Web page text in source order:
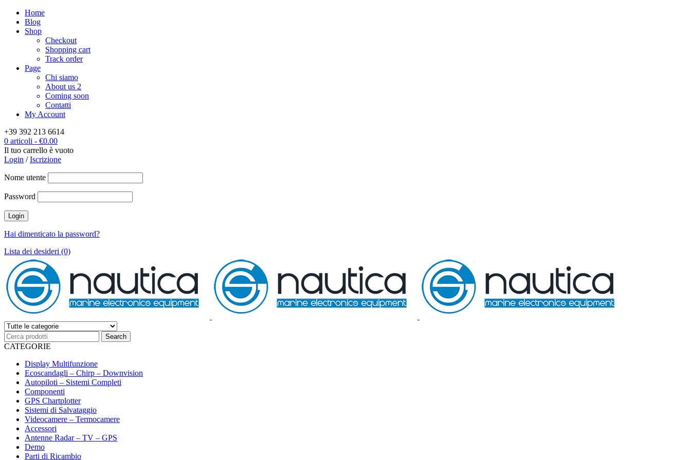
Home
Blog
Shop
Checkout
Shopping cart
Track order
Page
Chi siamo
About us 2
Coming soon
Contatti
My Account
+39 392 213 6614
0 articoli - €0.00
Il tuo carrello è vuoto
Login /Iscrizione
Nome utente
Password
Hai dimenticato la password?
Lista dei desideri (0)
CATEGORIE
Display Multifunzione
Ecoscandagli – Chirp – Downvision
Autopiloti – Sistemi Completi
Componenti
GPS Chartplotter
Sistemi di Salvataggio
Videocamere – Termocamere
Accessori
Antenne Radar – TV – GPS
Demo
Parti di Ricambio